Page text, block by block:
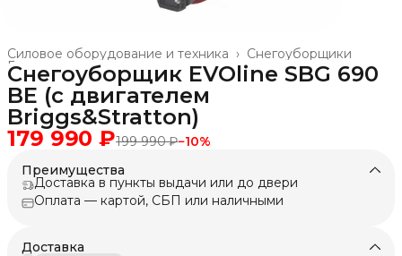
Снегоуборщики
Силовое оборудование и техника ›
Главная ›
Снегоуборщик EVOline SBG 690
BE (с двигателем
Briggs&Stratton)
179 990 ₽199 990 ₽−10%
Преимущества
Доставка в пункты выдачи или до двери
Оплата — картой, СБП или наличными
Доставка